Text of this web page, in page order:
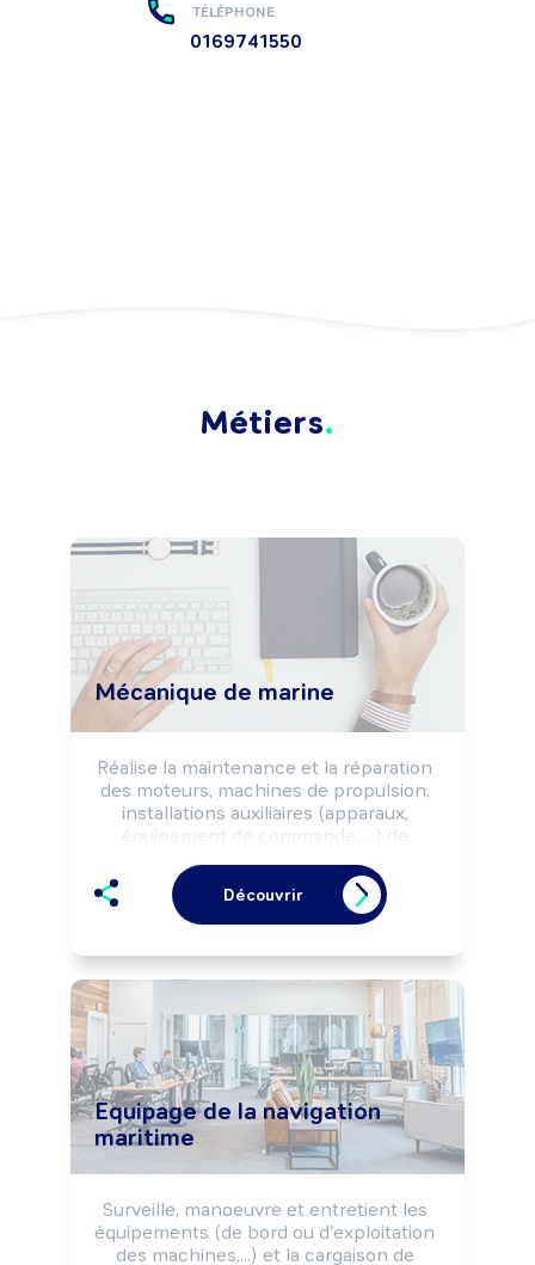
TÉLÉPHONE
0169741550
Métiers
Mécanique de marine
Réalise la maintenance et la réparation
des moteurs, machines de propulsion,
installations auxiliaires (apparaux,
équipement de commande, ...) de
sécurité et la réglementation.
Installe et met en service des moteurs
hors bord, inbord, essence ou diesel et
périphériques.
Peut manoeuvrer et déplacer des
bateaux.
Peut réaliser des opérations d'usinage
de pièces.
Découvrir
Equipage de la navigation
maritime
Surveille, manoeuvre et entretient les
équipements (de bord ou d'exploitation
des machines,...) et la cargaison de